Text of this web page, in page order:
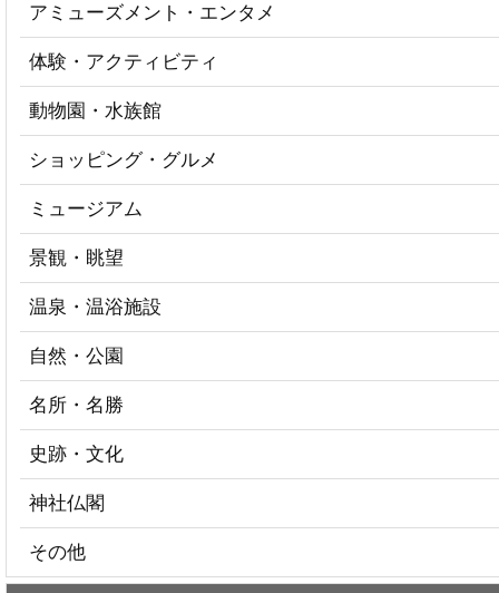
アミューズメント・エンタメ
体験・アクティビティ
動物園・水族館
ショッピング・グルメ
ミュージアム
景観・眺望
温泉・温浴施設
自然・公園
名所・名勝
史跡・文化
神社仏閣
その他